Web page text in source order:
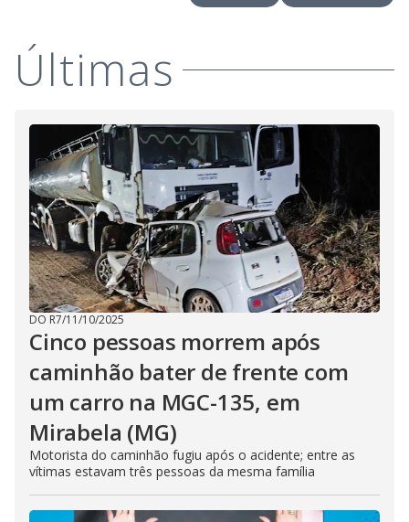
e
o
Últimas
DO R7/11/10/2025
Cinco pessoas morrem após
caminhão bater de frente com
um carro na MGC-135, em
Mirabela (MG)
Motorista do caminhão fugiu após o acidente; entre as
vítimas estavam três pessoas da mesma família